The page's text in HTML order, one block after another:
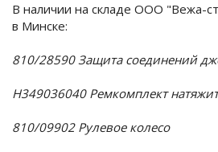
В наличии на складе ООО "Вежа-
в Минске:
810/28590 Защита соединений
H349036040 Ремкомплект
810/09902 Рулевое колесо